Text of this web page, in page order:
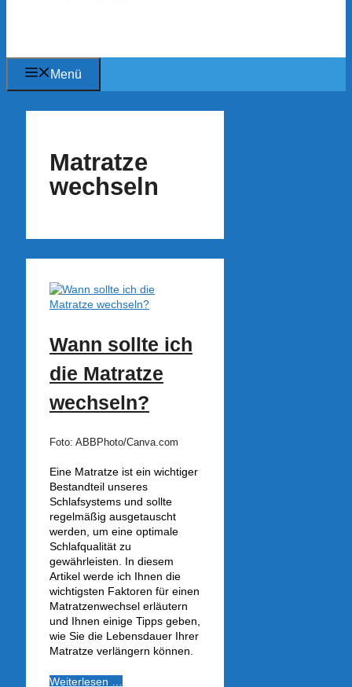
Menü
Matratze
wechseln
Wann sollte ich
die Matratze
wechseln?
Foto: ABBPhoto/Canva.com
Eine Matratze ist ein wichtiger
Bestandteil unseres
Schlafsystems und sollte
regelmäßig ausgetauscht
werden, um eine optimale
Schlafqualität zu
gewährleisten. In diesem
Artikel werde ich Ihnen die
wichtigsten Faktoren für einen
Matratzenwechsel erläutern
und Ihnen einige Tipps geben,
wie Sie die Lebensdauer Ihrer
Matratze verlängern können.
Weiterlesen …